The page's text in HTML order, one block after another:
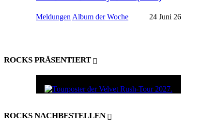
Meldungen Album der Woche 24 Juni 26
ROCKS PRÄSENTIERT
ROCKS NACHBESTELLEN